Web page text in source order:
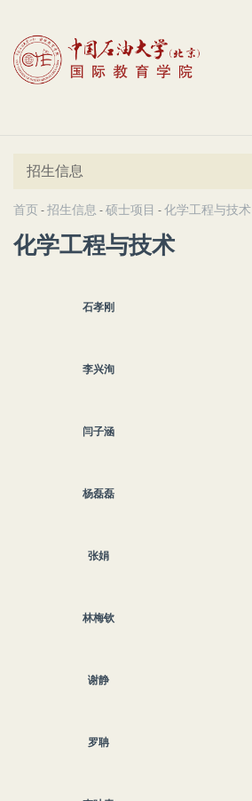
招生信息
首页 - 招生信息 - 硕士项目 - 化学工程与技术
化学工程与技术
石孝刚
李兴洵
闫子涵
杨磊磊
张娟
林梅钦
谢静
罗聃